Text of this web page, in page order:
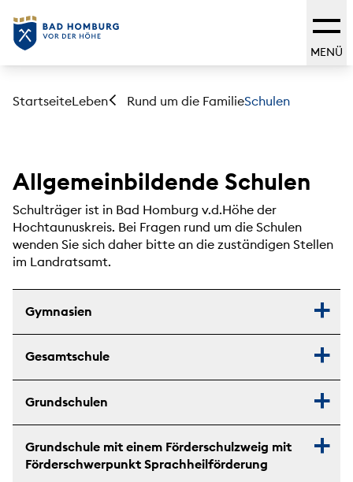
MENÜ
StartseiteLeben Rund um die FamilieSchulen
Allgemeinbildende Schulen
Schulträger ist in Bad Homburg v.d.Höhe der
Hochtaunuskreis. Bei Fragen rund um die Schulen
wenden Sie sich daher bitte an die zuständigen Stellen
im Landratsamt.
Gymnasien
Gesamtschule
Grundschulen
Grundschule mit einem Förderschulzweig mit
Förderschwerpunkt Sprachheilförderung